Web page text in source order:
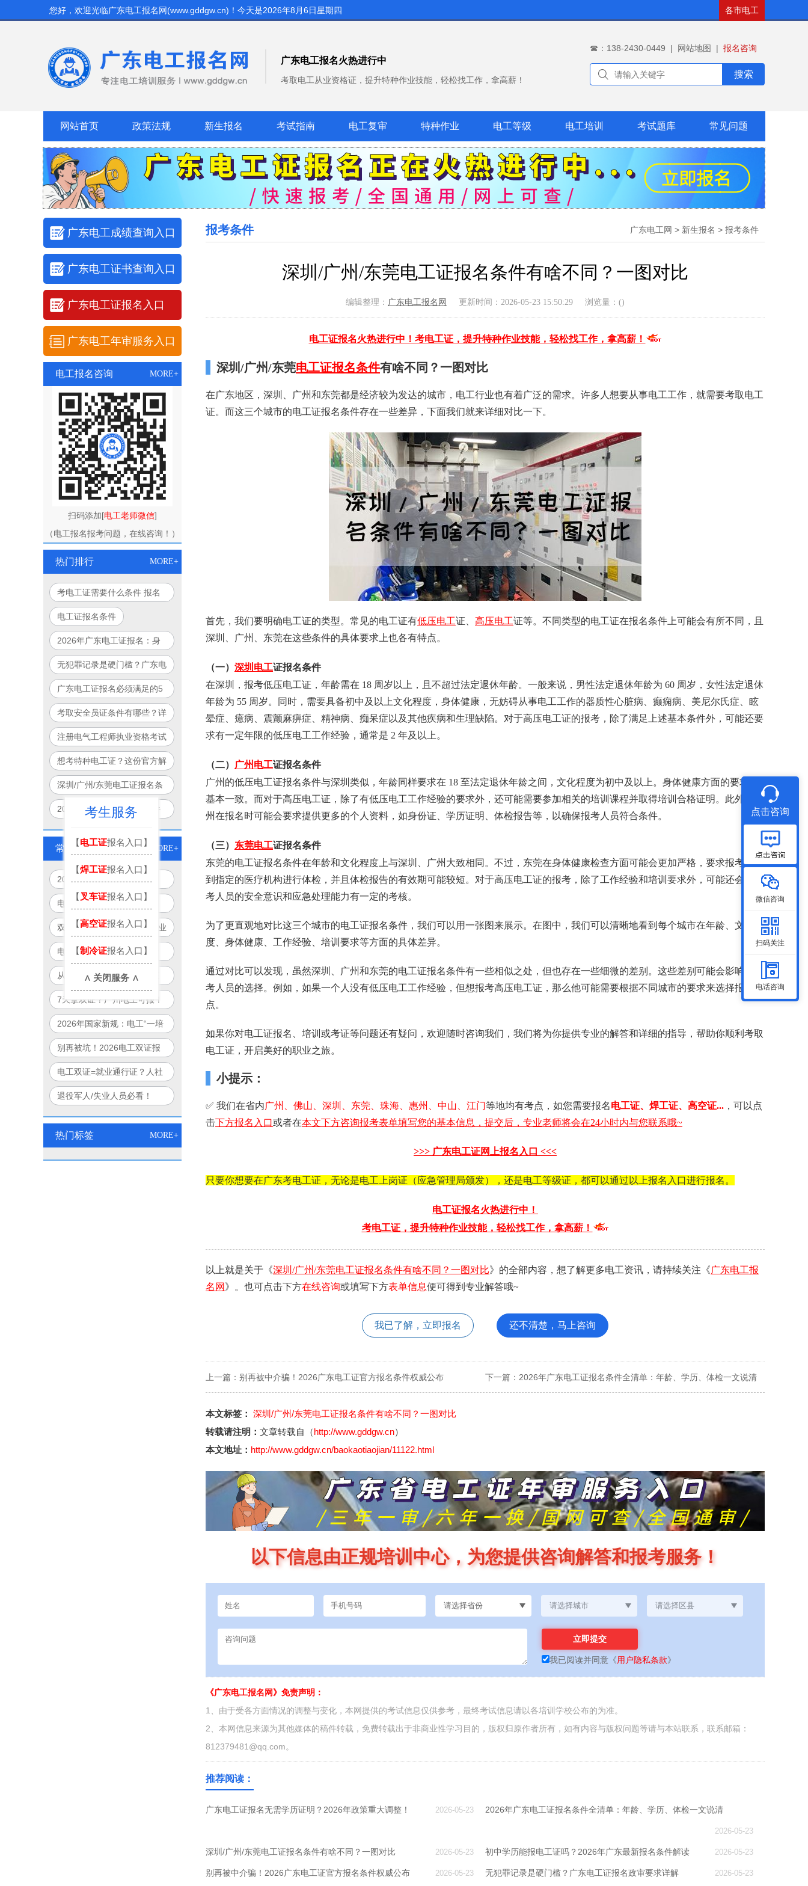
您好，欢迎光临广东电工报名网(www.gddgw.cn) ！今天是2026年8月6日星期四 各市电工
广东电工报名火热进行中
考取电工从业资格证，提升特种作业技能，轻松找工作，拿高薪！
☎：138-2430-0449 | 网站地图 | 报名咨询
搜索
网站首页 政策法规 新生报名 考试指南 电工复审 特种作业 电工等级 电工培训 考试题库 常见问题
广东电工成绩查询入口
广东电工证书查询入口
广东电工证报名入口
广东电工年审服务入口
电工报名咨询 MORE+
扫码添加[电工老师微信]
（电工报名报考问题，在线咨询！）
热门排行 MORE+
考电工证需要什么条件 报名
要求有哪些
电工证报名条件
2026年广东电工证报名：身
体有高血压还能考吗？体检标
准公开
无犯罪记录是硬门槛？广东电
工证报名政审要求详解
广东电工证报名必须满足的5
大硬性条件，缺一不可！
考取安全员证条件有哪些？详
细解析
注册电气工程师执业资格考试
想考特种电工证？这份官方解
答请查收
深圳/广州/东莞电工证报名条
件有啥不同？一图对比
2026年广东电工证报名条件
文说清
常见问题 MORE+
2026年电工双证培训新模
式：免重复培训、跨省通用、
线上+线下
电工证别再单考！2026年
起“双证合一”成就业硬门槛
双证电工薪资直涨50%！企业
抢人真相：单证已过时
电工双证补贴最高8000元？
2026年全国32城可申领清单
曝光
从月薪5000到12000：双证
电工职业晋升路径全图解
7天拿双证？广州电工可报！
政府补贴项目制培训全解析
2026年国家新规：电工“一培
双证”合法落地，一次培训拿
双证！
别再被坑！2026电工双证报
名避雷指南：官方渠道+防骗
口诀
电工双证=就业通行证？人社
部+应急部联合认证权威解读
退役军人/失业人员必看！
入口
热门标签 MORE+
广东电工网 > 新生报名 > 报考条件
报考条件
深圳/广州/东莞电工证报名条件有啥不同？一图对比
编辑整理： 广东电工报名网 更新时间：2026-05-23 15:50:29 浏览量：()
电工证报名火热进行中！考电工证，提升特种作业技能，轻松找工作，拿高薪！
深圳/广州/东莞电工证报名条件有啥不同？一图对比
在广东地区，深圳、广州和东莞都是经济较为发达的城市，电工行业也有着广泛的需求。许多人想要从事电工工作，就需要考取电工
证。而这三个城市的电工证报名条件存在一些差异，下面我们就来详细对比一下。
首先，我们要明确电工证的类型。常见的电工证有低压电工证、 高压电工证等。不同类型的电工证在报名条件上可能会有所不同，且
深圳、广州、东莞在这些条件的具体要求上也各有特点。
（一） 深圳电工证报名条件
在深圳，报考低压电工证，年龄需在 18 周岁以上，且不超过法定退休年龄。一般来说，男性法定退休年龄为 60 周岁，女性法定退休
年龄为 55 周岁。同时，需要具备初中及以上文化程度，身体健康，无妨碍从事电工工作的器质性心脏病、癫痫病、美尼尔氏症、眩
晕症、癔病、震颤麻痹症、精神病、痴呆症以及其他疾病和生理缺陷。对于高压电工证的报考，除了满足上述基本条件外，可能还要
求有一定年限的低压电工工作经验，通常是 2 年及以上。
（二） 广州电工证报名条件
广州的低压电工证报名条件与深圳类似，年龄同样要求在 18 至法定退休年龄之间，文化程度为初中及以上。身体健康方面的要求也
基本一致。而对于高压电工证，除了有低压电工工作经验的要求外，还可能需要参加相关的培训课程并取得培训合格证明。此外，广
州在报名时可能会要求提供更多的个人资料，如身份证、学历证明、体检报告等，以确保报考人员符合条件。
（三） 东莞电工证报名条件
东莞的电工证报名条件在年龄和文化程度上与深圳、广州大致相同。不过，东莞在身体健康检查方面可能会更加严格，要求报考人员
到指定的医疗机构进行体检，并且体检报告的有效期可能较短。对于高压电工证的报考，除了工作经验和培训要求外，可能还会对报
考人员的安全意识和应急处理能力有一定的考核。
为了更直观地对比这三个城市的电工证报名条件，我们可以用一张图来展示。在图中，我们可以清晰地看到每个城市在年龄、文化程
度、身体健康、工作经验、培训要求等方面的具体差异。
通过对比可以发现，虽然深圳、广州和东莞的电工证报名条件有一些相似之处，但也存在一些细微的差别。这些差别可能会影响到报
考人员的选择。例如，如果一个人没有低压电工工作经验，但想报考高压电工证，那么他可能需要根据不同城市的要求来选择报考地
点。
如果你对电工证报名、培训或考证等问题还有疑问，欢迎随时咨询我们，我们将为你提供专业的解答和详细的指导，帮助你顺利考取
电工证，开启美好的职业之旅。
小提示：
✅ 我们在省内广州、佛山、深圳、东莞、珠海、惠州、中山、江门等地均有考点，如您需要 报名电工证 、 焊工证 、 高空证... ，可以点
击下方报名入口或者在本文下方咨询报考表单填写您的基本信息，提交后，专业老师将会在24小时内与您联系哦~
>>> 广东电工证网上报名入口 <<<
只要你想要在广东考电工证，无论是电工上岗证（应急管理局颁发），还是电工等级证，都可以通过以上报名入口进行报名。
电工证报名火热进行中！
考电工证，提升特种作业技能，轻松找工作，拿高薪！
以上就是关于《深圳/广州/东莞电工证报名条件有啥不同？一图对比》的全部内容，想了解更多电工资讯，请持续关注《广东电工报
名网 》。也可点击下方在线咨询或填写下方表单信息便可得到专业解答哦~
我已了解，立即报名 还不清楚，马上咨询
上一篇： 别再被中介骗！2026广东电工证官方报名条件权威公布 下一篇： 2026年广东电工证报名条件全清单：年龄、学历、体检一文说清
本文标签： 深圳/广州/东莞电工证报名条件有啥不同？一图对比
转载请注明： 文章转载自（http://www.gddgw.cn）
本文地址： http://www.gddgw.cn/baokaotiaojian/11122.html
以下信息由正规培训中心，为您提供咨询解答和报考服务！
我已阅读并同意 《用户隐私条款》
《广东电工报名网》免责声明：
1、由于受各方面情况的调整与变化，本网提供的考试信息仅供参考，最终考试信息请以各培训学校公布的为准。
2、本网信息来源为其他媒体的稿件转载，免费转载出于非商业性学习目的，版权归原作者所有，如有内容与版权问题等请与本站联系，联系邮箱：
812379481@qq.com。
推荐阅读：
广东电工证报名无需学历证明？2026年政策重大调整！ 2026-05-23 2026年广东电工证报名条件全清单：年龄、学历、体检一文说清
2026-05-23
深圳/广州/东莞电工证报名条件有啥不同？一图对比 2026-05-23 初中学历能报电工证吗？2026年广东最新报名条件解读 2026-05-23
别再被中介骗！2026广东电工证官方报名条件权威公布 2026-05-23 无犯罪记录是硬门槛？广东电工证报名政审要求详解 2026-05-23
考生服务
【电工证报名入口】
【焊工证报名入口】
【 叉车证报名入口】
【高空证报名入口】
【制冷证报名入口】
∧ 关闭服务 ∧
点击咨询
微信咨询
扫码关注
电话咨询